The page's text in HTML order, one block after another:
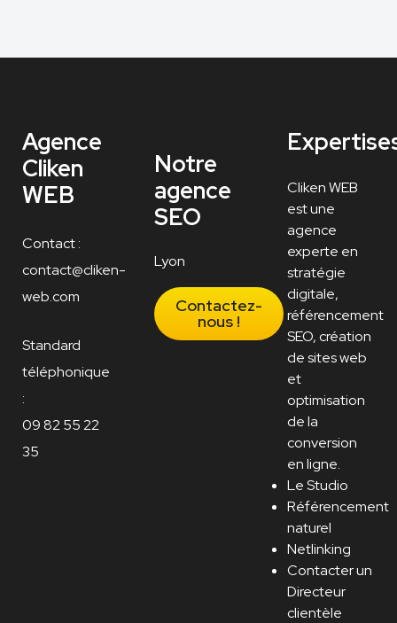
Agence
Cliken
WEB
Contact :
contact@cliken-
web.com
Standard
téléphonique
:
09 82 55 22
35
Notre
agence
SEO
Lyon
Contactez-
nous !
Cliken WEB
est une
agence
experte en
stratégie
digitale,
référencement
SEO, création
de sites web
et
optimisation
de la
conversion
en ligne.
Le Studio
Référencement
naturel
Netlinking
Contacter un
Directeur
clientèle